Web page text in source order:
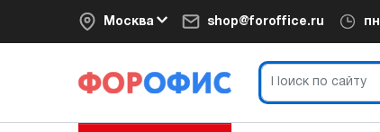
Москва shop@foroffice.ru